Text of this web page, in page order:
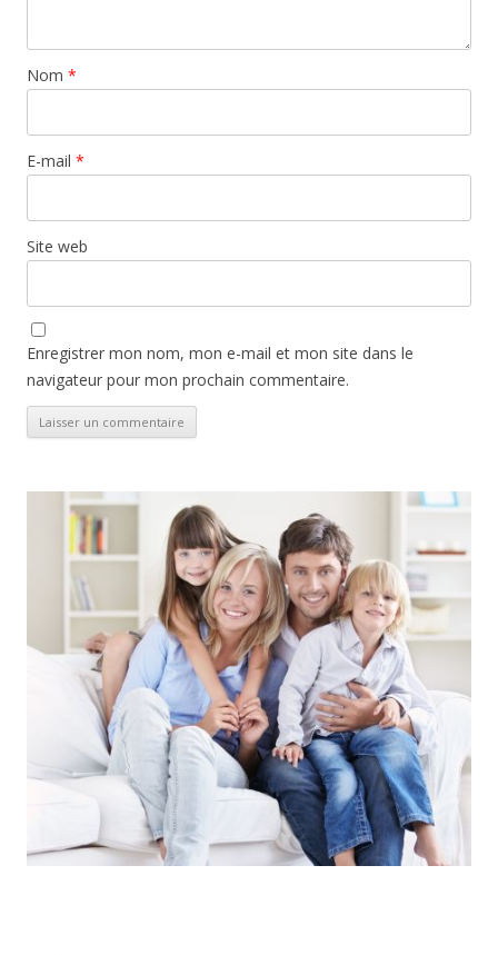
Nom *
E-mail *
Site web
Enregistrer mon nom, mon e-mail et mon site dans le
navigateur pour mon prochain commentaire.